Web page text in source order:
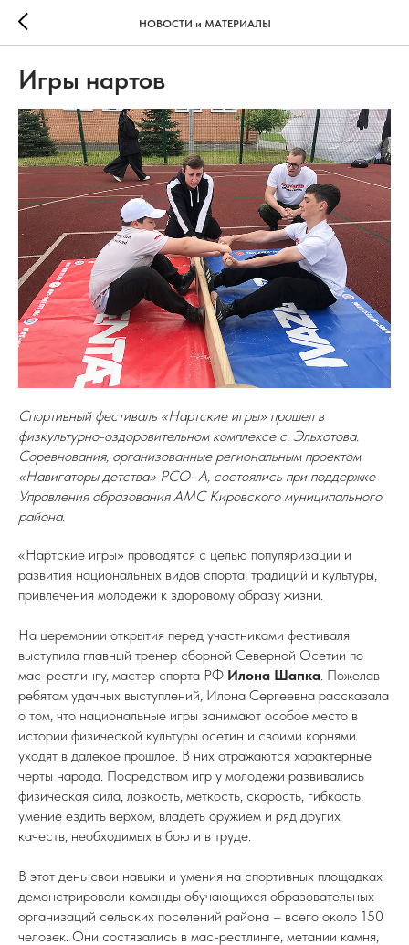
НОВОСТИ и МАТЕРИАЛЫ
Игры нартов
Спортивный фестиваль «Нартские игры» прошел в
физкультурно-оздоровительном комплексе с. Эльхотова.
Соревнования, организованные региональным проектом
«Навигаторы детства» РСО–А, состоялись при поддержке
Управления образования АМС Кировского муниципального
района.
«Нартские игры» проводятся с целью популяризации и
развития национальных видов спорта, традиций и культуры,
привлечения молодежи к здоровому образу жизни.
На церемонии открытия перед участниками фестиваля
выступила главный тренер сборной Северной Осетии по
мас-рестлингу, мастер спорта РФ Илона Шапка. Пожелав
ребятам удачных выступлений, Илона Сергеевна рассказала
о том, что национальные игры занимают особое место в
истории физической культуры осетин и своими корнями
уходят в далекое прошлое. В них отражаются характерные
черты народа. Посредством игр у молодежи развивались
физическая сила, ловкость, меткость, скорость, гибкость,
умение ездить верхом, владеть оружием и ряд других
качеств, необходимых в бою и в труде.
В этот день свои навыки и умения на спортивных площадках
демонстрировали команды обучающихся образовательных
организаций сельских поселений района – всего около 150
человек. Они состязались в мас-рестлинге, метании камня,